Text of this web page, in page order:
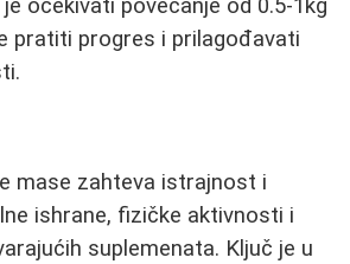
očekivati povećanje od 0.5-1kg
pratiti progres i prilagođavati
mase zahteva istrajnost i
ishrane, fizičke aktivnosti i
suplemenata. Ključ je u